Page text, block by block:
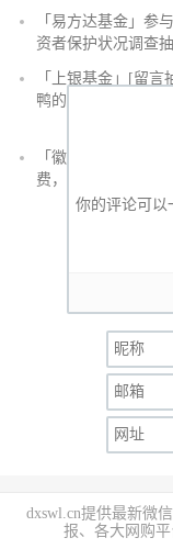
「易方达基金」参
资者保护状况调查
「上银基金」[留言
鸭的投资旅途
「徽商银行」手机
费，至高立减30元
dxswl.cn提供最新微
报、各大网购平